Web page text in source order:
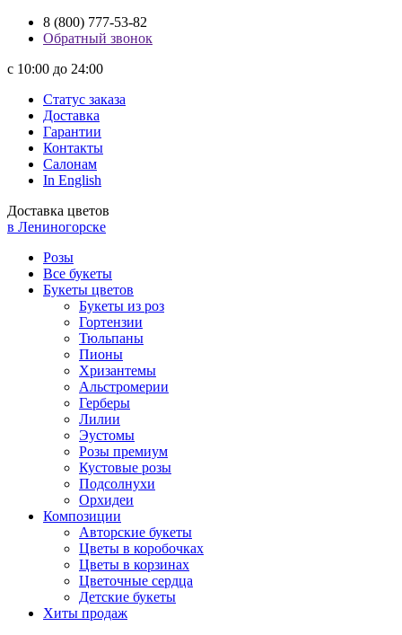
8 (800) 777-53-82
Обратный звонок
с 10:00 до 24:00
Статус заказа
Доставка
Гарантии
Контакты
Салонам
In English
Доставка цветов
в Лениногорске
Розы
Все букеты
Букеты цветов
Букеты из роз
Гортензии
Тюльпаны
Пионы
Хризантемы
Альстромерии
Герберы
Лилии
Эустомы
Розы премиум
Кустовые розы
Подсолнухи
Орхидеи
Композиции
Авторские букеты
Цветы в коробочках
Цветы в корзинах
Цветочные сердца
Детские букеты
Хиты продаж